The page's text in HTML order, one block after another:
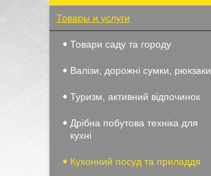
Товары и услуги
Товари саду та городу
Валізи, дорожні сумки, рюкзаки
Туризм, активний відпочинок
Дрібна побутова техніка для
кухні
Кухонний посуд та приладдя